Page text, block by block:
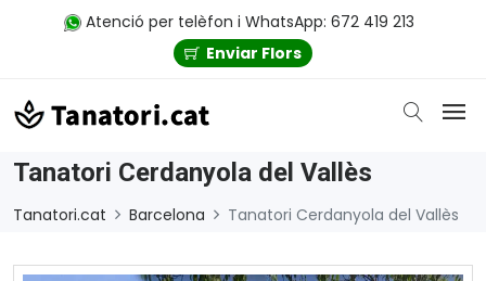
Atenció per telèfon i WhatsApp: 672 419 213
Enviar Flors
Tanatori Cerdanyola del Vallès
Tanatori.cat Barcelona Tanatori Cerdanyola del Vallès